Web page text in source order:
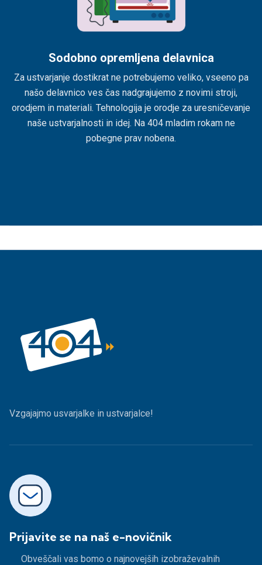
Sodobno opremljena delavnica
Za ustvarjanje dostikrat ne potrebujemo veliko, vseeno pa
našo delavnico ves čas nadgrajujemo z novimi stroji,
orodjem in materiali. Tehnologija je orodje za uresničevanje
naše ustvarjalnosti in idej. Na 404 mladim rokam ne
pobegne prav nobena.
Vzgajajmo usvarjalke in ustvarjalce!
Prijavite se na naš e-novičnik
Obveščali vas bomo o najnovejših izobraževalnih